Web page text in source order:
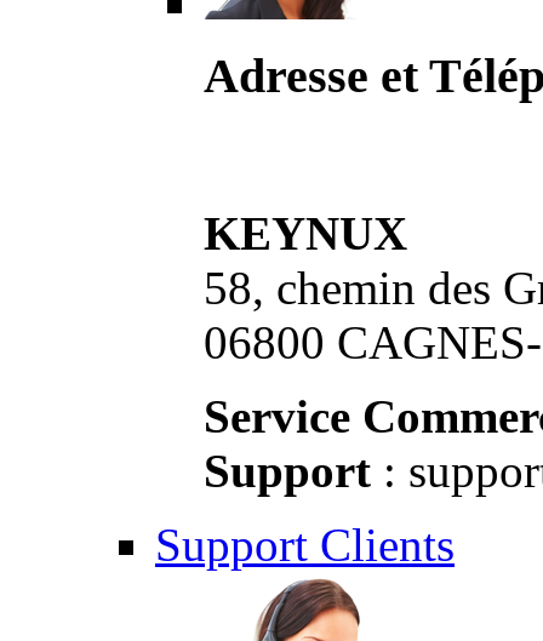
Adresse et
KEYNUX
58, chemin des
06800
Service
Support :
Support Clients